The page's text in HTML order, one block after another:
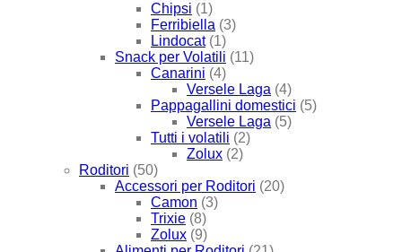
Chipsi (1)
Ferribiella (3)
Lindocat (1)
Snack per Volatili (11)
Canarini (4)
Versele Laga (4)
Pappagallini domestici (5)
Versele Laga (5)
Tutti i volatili (2)
Zolux (2)
Roditori (50)
Accessori per Roditori (20)
Camon (3)
Trixie (8)
Zolux (9)